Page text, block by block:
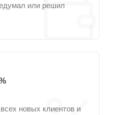
или решил
новых клиентов и